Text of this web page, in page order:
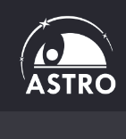
Saltar
al
contenido